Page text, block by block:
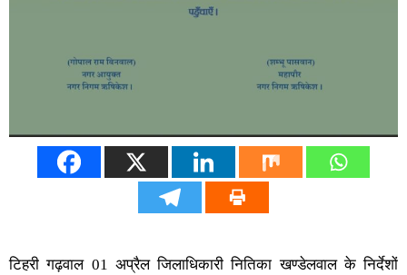
टिहरी गढ़वाल 01 अप्रैल जिलाधिकारी नितिका खण्डेलवाल के निर्देशों